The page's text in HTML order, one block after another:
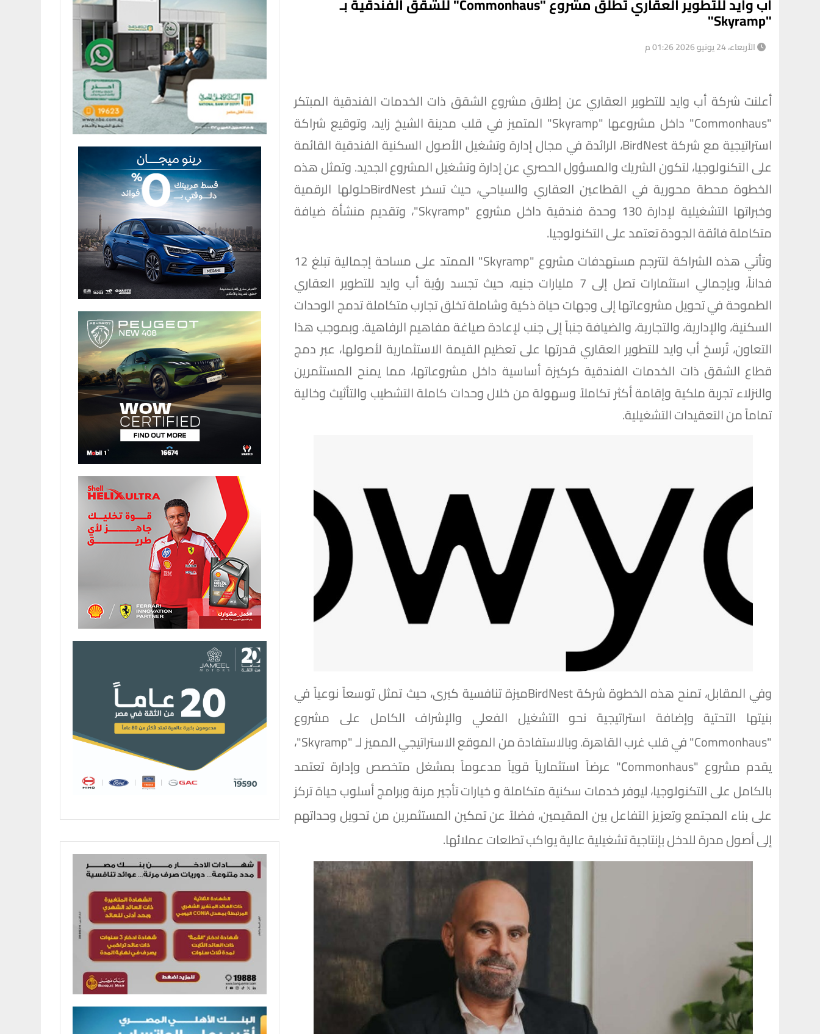
"Skyramp"
الأربعاء، 24 يونيو 2026 01:26 م
أعلنت شركة أب وايد للتطوير العقاري عن إطلاق مشروع الشقق ذات الخدمات الفندقية المبتكر
"Commonhaus" داخل مشروعها "Skyramp" المتميز في قلب مدينة الشيخ زايد، وتوقيع شراكة
استراتيجية مع شركة BirdNest، الرائدة في مجال إدارة وتشغيل الأصول السكنية الفندقية القائمة
على التكنولوجيا، لتكون الشريك والمسؤول الحصري عن إدارة وتشغيل المشروع الجديد. وتمثل هذه
الخطوة محطة محورية في القطاعين العقاري والسياحي، حيث تسخر BirdNestحلولها الرقمية
وخبراتها التشغيلية لإدارة 130 وحدة فندقية داخل مشروع "Skyramp"، وتقديم منشأة ضيافة
متكاملة فائقة الجودة تعتمد على التكنولوجيا.
وتأتي هذه الشراكة لتترجم مستهدفات مشروع "Skyramp" الممتد على مساحة إجمالية تبلغ 12
فداناً، وبإجمالي استثمارات تصل إلى 7 مليارات جنيه، حيث تجسد رؤية أب وايد للتطوير العقاري
الطموحة في تحويل مشروعاتها إلى وجهات حياة ذكية وشاملة تخلق تجارب متكاملة تدمج الوحدات
السكنية، والإدارية، والتجارية، والضيافة جنباً إلى جنب لإعادة صياغة مفاهيم الرفاهية. وبموجب هذا
التعاون، تُرسخ أب وايد للتطوير العقاري قدرتها على تعظيم القيمة الاستثمارية لأصولها، عبر دمج
قطاع الشقق ذات الخدمات الفندقية كركيزة أساسية داخل مشروعاتها، مما يمنح المستثمرين
والنزلاء تجربة ملكية وإقامة أكثر تكاملاً وسهولة من خلال وحدات كاملة التشطيب والتأثيث وخالية
تماماً من التعقيدات التشغيلية.
وفي المقابل، تمنح هذه الخطوة شركة BirdNestميزة تنافسية كبرى، حيث تمثل توسعاً نوعياً في
بنيتها التحتية وإضافة استراتيجية نحو التشغيل الفعلي والإشراف الكامل على مشروع
"Commonhaus" في قلب غرب القاهرة. وبالاستفادة من الموقع الاستراتيجي المميز لـ "Skyramp"،
يقدم مشروع "Commonhaus" عرضاً استثمارياً قوياً مدعوماً بمشغل متخصص وإدارة تعتمد
بالكامل على التكنولوجيا، ليوفر خدمات سكنية متكاملة و خيارات تأجير مرنة وبرامج أسلوب حياة تركز
على بناء المجتمع وتعزيز التفاعل بين المقيمين، فضلاً عن تمكين المستثمرين من تحويل وحداتهم
إلى أصول مدرة للدخل بإنتاجية تشغيلية عالية يواكب تطلعات عملائها.